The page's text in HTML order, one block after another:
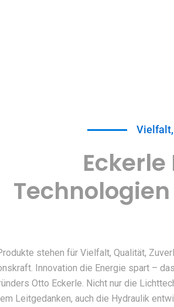
stehen für Vielfalt, Qualität,
Innovation die Energie spart –
Otto Eckerle. Nicht nur die
Leitgedanken, auch die Hydraulik